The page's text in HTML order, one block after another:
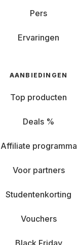
Pers
Ervaringen
AANBIEDINGEN
Top producten
Deals %
Affiliate programma
Voor partners
Studentenkorting
Vouchers
Black Friday